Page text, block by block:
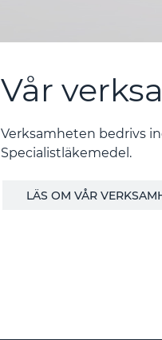
Vår
Verksamheten bedrivs
Specialistläkemedel.
LÄS OM VÅR